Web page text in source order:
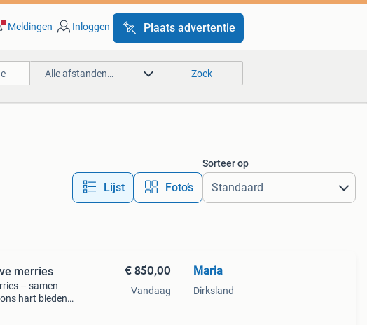
Meldingen Inloggen Plaats advertentie
Alle afstanden… Zoek
Lijst Foto’s
Sorteer op
merries
– samen
hart bieden
€ 850,00
Vandaag
Maria
Dirksland